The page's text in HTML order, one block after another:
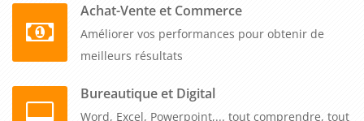
Achat-Vente et Commerce
Améliorer vos performances pour obtenir de
meilleurs résultats
Bureautique et Digital
Word, Excel, Powerpoint,... tout comprendre, tout